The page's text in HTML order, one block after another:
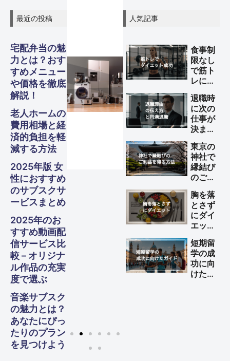
最近の投稿
宅配弁当の魅
力とは？おす
すめメニュー
や価格を徹底
解説！
老人ホームの
費用相場と経
済的負担を軽
減する方法
2025年版 女
性におすすめ
のサブスクサ
ービスまとめ
2025年のお
すすめ動画配
信サービス比
較 – オリジナ
ル作品の充実
度で選ぶ
音楽サブスク
の魅力とは？
あなたにぴっ
たりのプラン
を見つけよう
ガジェ
スピリ
ビジネ
ファイ
グル
旅行
美容・
Other
S
ガジェ
スピリ
ビジネ
ファイ
グル
旅行
美容・
Other
S
ガジェ
スピリ
ビジネ
ファイ
グル
旅行
美容・
Other
S
人気記事
食事制
限なし
で筋ト
レによ
エット
を成功
させる
方法
退職時
に次の
仕事が
決まっ
い理由
の伝え
方と円
満退職
のため
のポイ
ント
東京の
神社で
縁結び
のご利
る方法
胸を落
とさず
にダイ
エット
法
短期留
学の成
功に向
けた完